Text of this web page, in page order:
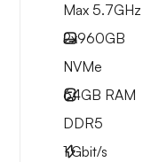
Max 5.7GHz
2x960GB
NVMe
64GB RAM
DDR5
1Gbit/s